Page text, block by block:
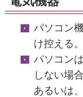
パソコン
け控える。
パソコン
しない場
あるいは